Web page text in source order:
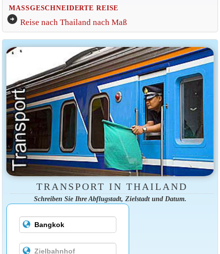
MASSGESCHNEIDERTE REISE
arrow_circle_right Reise nach Thailand nach Maß
TRANSPORT IN THAILAND
Schreiben Sie Ihre Abflugstadt, Zielstadt und Datum.